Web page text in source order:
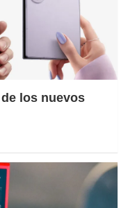
los nuevos